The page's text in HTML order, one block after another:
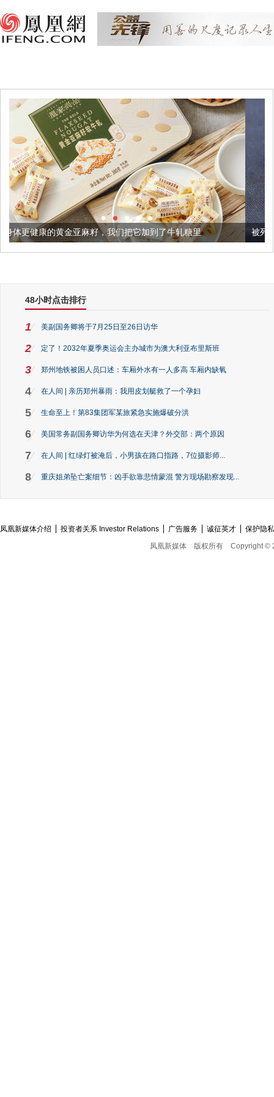
籽，我们把它加到了牛轧糖里 被列入佛家七宝的它到底有
48小时点击排行
1 美副国务卿将于7月25日至26日访华
2 定了！2032年夏季奥运会主办城市为澳大利亚布里斯班
3 郑州地铁被困人员口述：车厢外水有一人多高 车厢内缺氧
4 在人间 | 亲历郑州暴雨：我用皮划艇救了一个孕妇
5 生命至上！第83集团军某旅紧急实施爆破分洪
6 美国常务副国务卿访华为何选在天津？外交部：两个原因
7 在人间 | 红绿灯被淹后，小男孩在路口指路，7位摄影师...
8 重庆姐弟坠亡案细节：凶手欲靠悲情蒙混 警方现场勘察发现...
凤凰新媒体介绍 投资者关系 Investor Relations 广告服务 诚征英才
保护隐
凤凰新媒体
版权所有 Copyright ©